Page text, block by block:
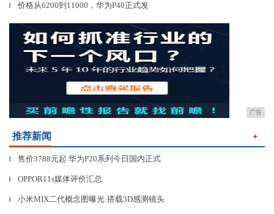
▎ 价格从6200到11000，华为P40正式发
广告
推荐新闻 ＋
▎ 售价3788元起 华为P20系列今日国内正式
▎ OPPOR11s媒体评价汇总
▎ 小米MIX二代概念图曝光:搭载3D感测镜头